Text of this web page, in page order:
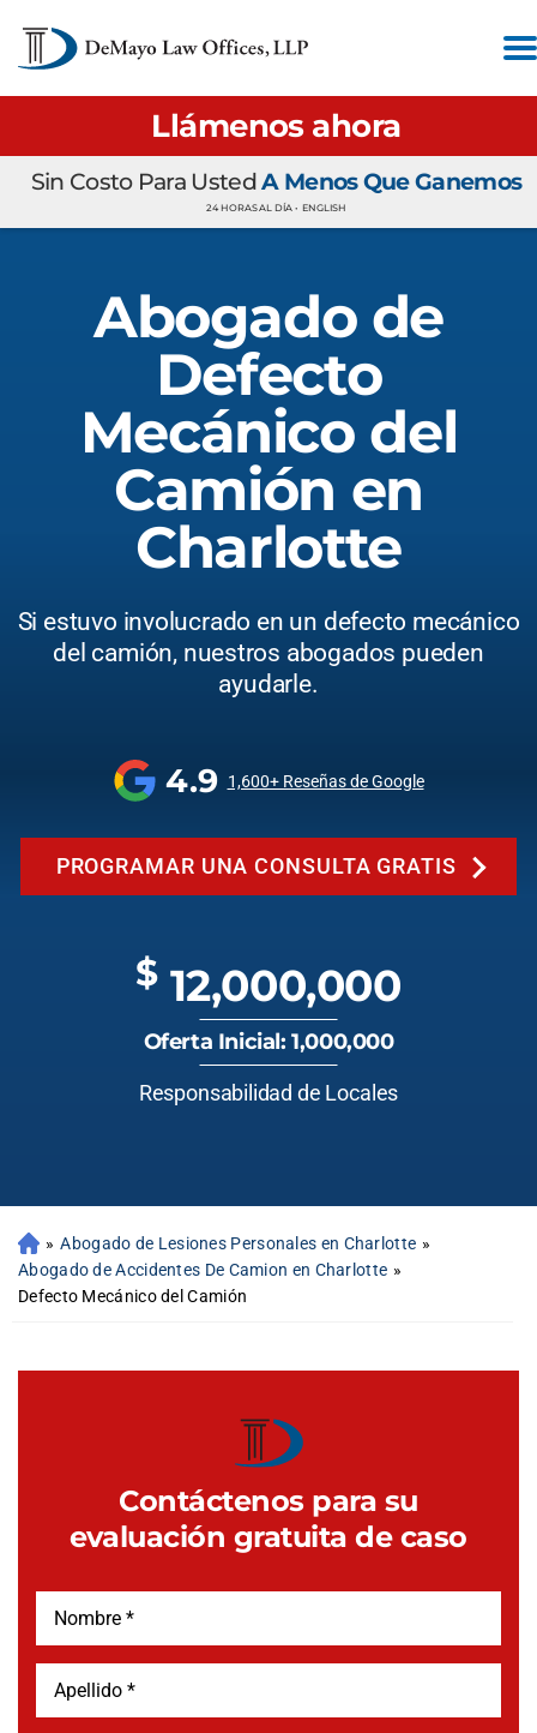
Llámenos ahora
Sin Costo Para UstedA Menos Que Ganemos
24 HORAS AL DÍA • ENGLISH
Abogado de
Defecto
Mecánico del
Camión en
Charlotte
Si estuvo involucrado en un defecto mecánico
del camión, nuestros abogados pueden
ayudarle.
4.9 1,600+ Reseñas de Google
PROGRAMAR UNA CONSULTA GRATIS
$ 12,000,000
Oferta Inicial: 1,000,000
Responsabilidad de Locales
» Abogado de Lesiones Personales en Charlotte »
Abogado de Accidentes De Camion en Charlotte »
Defecto Mecánico del Camión
Contáctenos para su
evaluación gratuita de caso